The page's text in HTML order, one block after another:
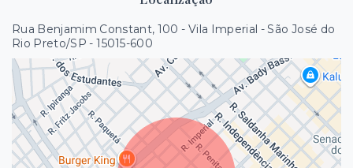
Rua Benjamim Constant, 100 - Vila Imperial - São José do
Rio Preto/SP - 15015-600